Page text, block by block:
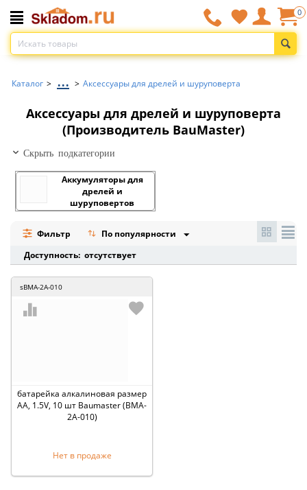
0
Каталог > ... > Аксессуары для дрелей и шуруповерта
Аксессуары для дрелей и шуруповерта
(Производитель BauMaster)
Скрыть подкатегории
Аккумуляторы для
дрелей и
шуруповертов
Фильтр
По популярности
Доступность: отсутствует
sBMA-2А-010
батарейка алкалиновая размер
АА, 1.5V, 10 шт Baumaster (BMA-
2А-010)
Нет в продаже